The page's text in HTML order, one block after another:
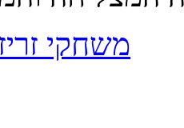
משחקי